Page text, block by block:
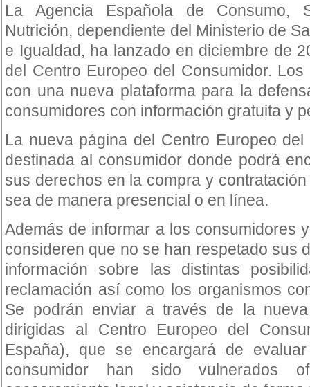
La Agencia Española de Consumo,
Nutrición, dependiente del Ministerio de
e Igualdad, ha lanzado en diciembre de
del Centro Europeo del Consumidor.
con una nueva plataforma para la
consumidores con información gratuita y
La nueva página del Centro Europeo
destinada al consumidor donde podrá
sus derechos en la compra y
sea de manera presencial o en línea.
Además de informar a los consumidores
consideren que no se han respetado sus
información sobre las distintas
reclamación así como los organismos
Se podrán enviar a través de la
dirigidas al Centro Europeo del
España), que se encargará de
consumidor han sido vulnerados